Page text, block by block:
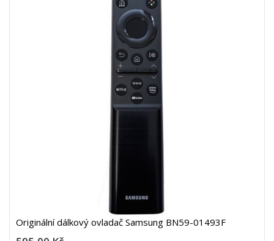
Originální dálkový ovladač Samsung BN59-01493F